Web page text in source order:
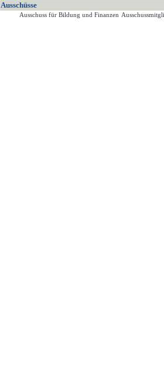
Ausschüsse
Ausschuss für Bildung und Finanzen